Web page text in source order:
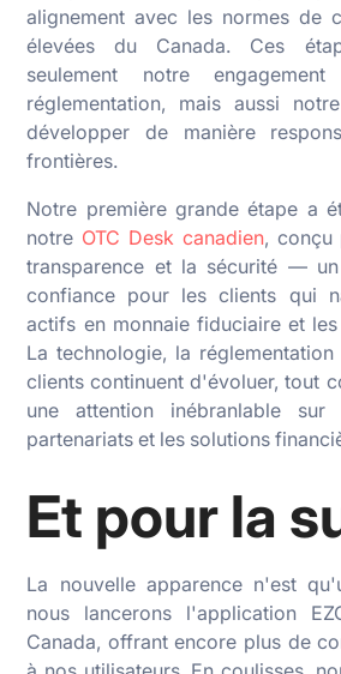
alignement avec les normes de
élevées du Canada. Ces
seulement notre
réglementation, mais aussi
développer de manière
frontières.
Notre première grande étape a
notre OTC Desk canadien, conçu
transparence et la sécurité —
confiance pour les clients qui
actifs en monnaie fiduciaire et
La technologie, la
clients continuent d'évoluer, tout
une attention inébranlable
partenariats et les solutions
Et pour la
La nouvelle apparence n'est
nous lancerons l'application
Canada, offrant encore plus de